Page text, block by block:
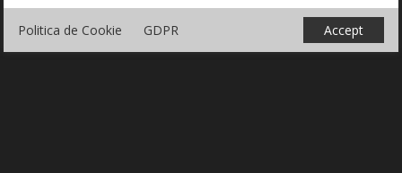
Politica de Cookie GDPR Accept